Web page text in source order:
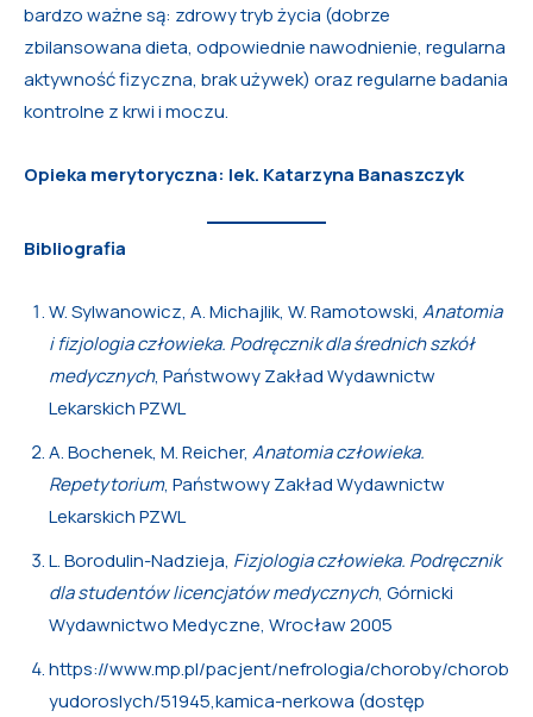
bardzo ważne są: zdrowy tryb życia (dobrze
zbilansowana dieta, odpowiednie nawodnienie, regularna
aktywność fizyczna, brak używek) oraz regularne badania
kontrolne z krwi i moczu.
Opieka merytoryczna: lek. Katarzyna Banaszczyk
Bibliografia
W. Sylwanowicz, A. Michajlik, W. Ramotowski, Anatomia
i fizjologia człowieka. Podręcznik dla średnich szkół
medycznych, Państwowy Zakład Wydawnictw
Lekarskich PZWL
A. Bochenek, M. Reicher, Anatomia człowieka.
Repetytorium, Państwowy Zakład Wydawnictw
Lekarskich PZWL
L. Borodulin-Nadzieja, Fizjologia człowieka. Podręcznik
dla studentów licencjatów medycznych, Górnicki
Wydawnictwo Medyczne, Wrocław 2005
https://www.mp.pl/pacjent/nefrologia/choroby/chorob
yudoroslych/51945,kamica-nerkowa (dostęp